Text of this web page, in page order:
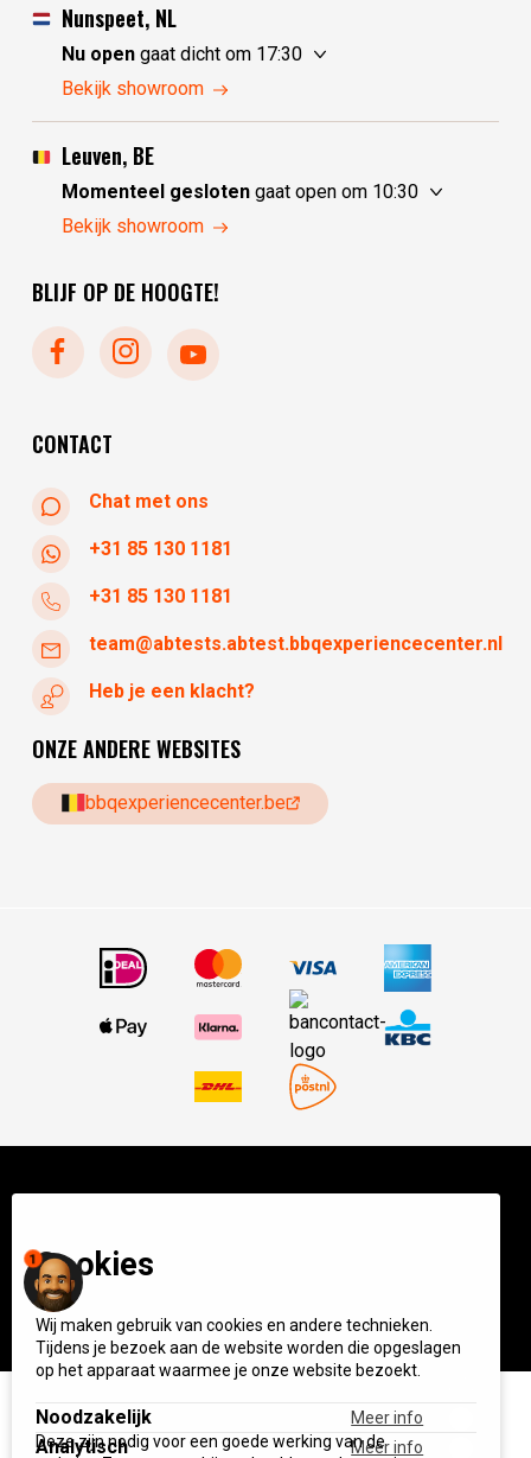
zaterdag
zondag
maandag
Nunspeet, NL
Nu opengaat dicht om 17:30
donderdag
vrijdag
10:00 - 17:30
zaterdag
zondag
gesloten
maandag
Bekijk showroom
Leuven, BE
Momenteel geslotengaat open om 10:30
donderdag
zaterdag
maandag
dinsdag
Bekijk showroom
BLIJF OP DE HOOGTE!
CONTACT
Chat met ons
+31 85 130 1181
+31 85 130 1181
team@abtests.abtest.bbqexperiencecenter.nl
Heb je een klacht?
ONZE ANDERE WEBSITES
bbqexperiencecenter.be
BTW.
1Cookies
Wij maken gebruik van cookies en andere technieken.
Tijdens je bezoek aan de website worden die opgeslagen
op het apparaat waarmee je onze website bezoekt.
Noodzakelijk
Meer info
Deze zijn nodig voor een goede werking van de
Analytisch Meer info